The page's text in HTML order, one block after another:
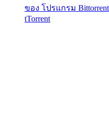
ของ โปรแกรม
tTorrent